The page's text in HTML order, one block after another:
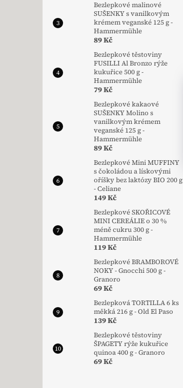
Bezlepkové malinové
SUŠENKY s vanilkovým
krémem veganské 125 g -
Hammermühle
89 Kč
Bezlepkové těstoviny
FUSILLI Al Bronzo rýže
kukuřice 500 g -
Hammermühle
79 Kč
Bezlepkové kakaové
SUŠENKY Molino s
vanilkovým krémem
veganské 125 g -
Hammermühle
89 Kč
Bezlepkové Mini MUFFINY
s čokoládou a lískovými
oříšky bez laktózy BIO 200 g
- Celiane
149 Kč
Bezlepkové SKOŘICOVÉ
MINI CEREÁLIE o 30 %
méně cukru 300 g -
Hammermühle
119 Kč
Bezlepkové BRAMBOROVÉ
NOKY - Gnocchi 500 g -
Granoro
69 Kč
Bezlepková TORTILLA 6 ks
měkká 216 g - Old El Paso
139 Kč
Bezlepkové těstoviny
ŠPAGETY rýže kukuřice
quinoa 400 g - Granoro
69 Kč